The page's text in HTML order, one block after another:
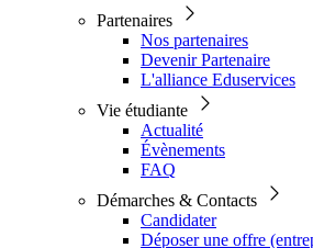
Partenaires
Nos partenaires
Devenir Partenaire
L'alliance Eduservices
Vie étudiante
Actualité
Évènements
FAQ
Démarches & Contacts
Candidater
Déposer une offre